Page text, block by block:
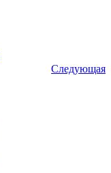
Следующая